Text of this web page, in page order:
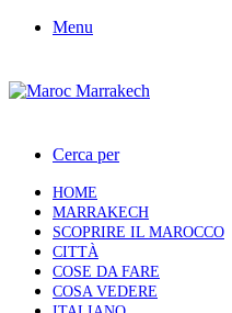
Menu
Cerca per
HOME
MARRAKECH
SCOPRIRE IL MAROCCO
CITTÀ
COSE DA FARE
COSA VEDERE